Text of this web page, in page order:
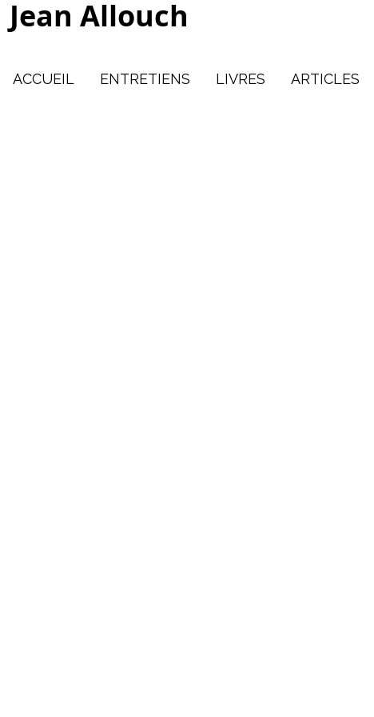
Jean Allouch
ACCUEIL ENTRETIENS LIVRES ARTICLES